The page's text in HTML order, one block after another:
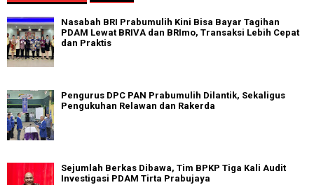
Nasabah BRI Prabumulih Kini Bisa Bayar Tagihan
PDAM Lewat BRIVA dan BRImo, Transaksi Lebih Cepat
dan Praktis
Pengurus DPC PAN Prabumulih Dilantik, Sekaligus
Pengukuhan Relawan dan Rakerda
Sejumlah Berkas Dibawa, Tim BPKP Tiga Kali Audit
Investigasi PDAM Tirta Prabujaya